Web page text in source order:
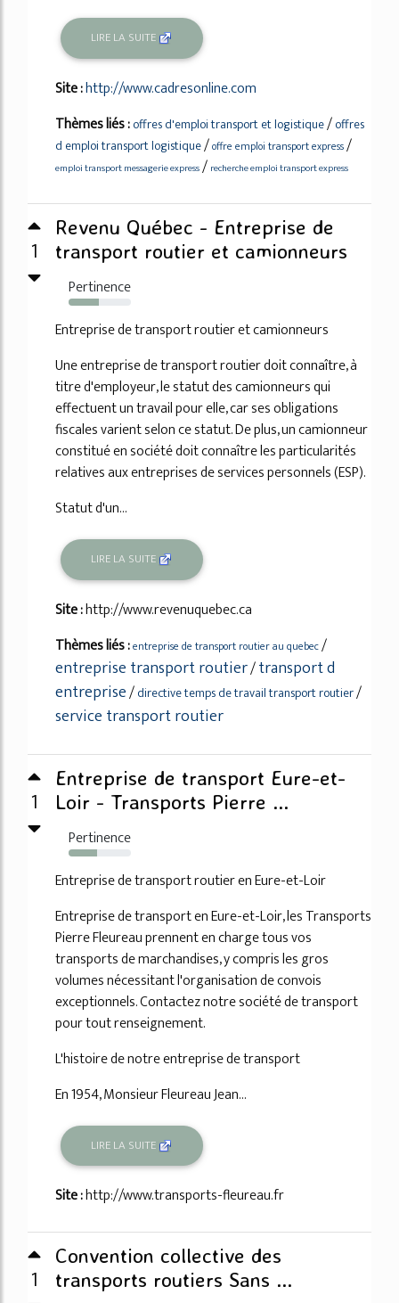
LIRE LA SUITE
Site :http://www.cadresonline.com
Thèmes liés :offres d'emploi transport et logistique/offres
d emploi transport logistique/offre emploi transport express/
emploi transport messagerie express/ recherche emploi transport express
1
Revenu Québec - Entreprise de
transport routier et camionneurs
Pertinence
49%
Entreprise de transport routier et camionneurs
Une entreprise de transport routier doit connaître, à
titre d'employeur, le statut des camionneurs qui
effectuent un travail pour elle, car ses obligations
fiscales varient selon ce statut. De plus, un camionneur
constitué en société doit connaître les particularités
relatives aux entreprises de services personnels (ESP).
Statut d'un...
LIRE LA SUITE
Site :http://www.revenuquebec.ca
Thèmes liés :entreprise de transport routier au quebec/
entreprise transport routier/transport d
entreprise/directive temps de travail transport routier/
service transport routier
1
Entreprise de transport Eure-et-
Loir - Transports Pierre ...
Pertinence
45%
Entreprise de transport routier en Eure-et-Loir
Entreprise de transport en Eure-et-Loir, les Transports
Pierre Fleureau prennent en charge tous vos
transports de marchandises, y compris les gros
volumes nécessitant l'organisation de convois
exceptionnels. Contactez notre société de transport
pour tout renseignement.
L'histoire de notre entreprise de transport
En 1954, Monsieur Fleureau Jean...
LIRE LA SUITE
Site :http://www.transports-fleureau.fr
1
Convention collective des
transports routiers Sans ...